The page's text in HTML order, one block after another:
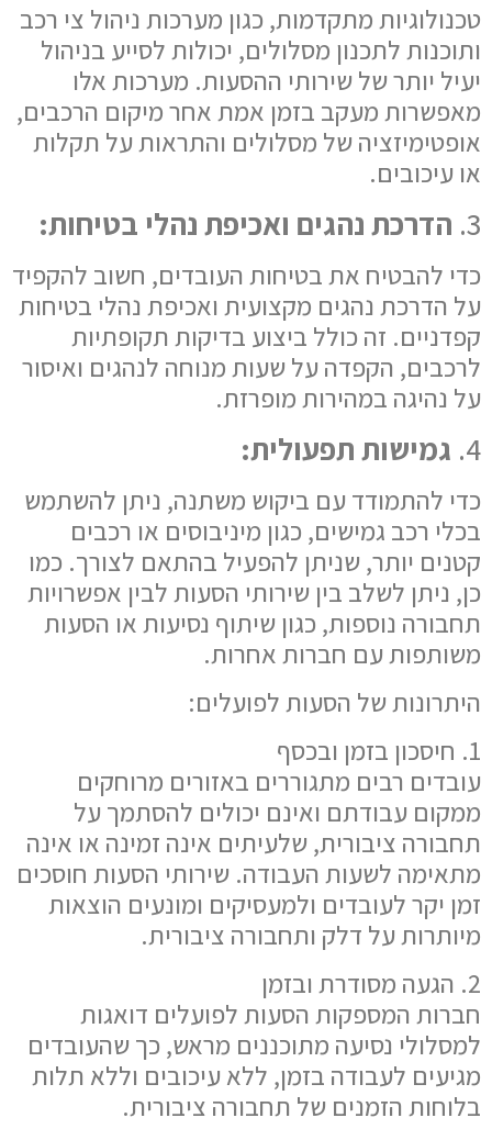
טכנולוגיות מתקדמות, כגון מערכות ניהול צי רכב
ותוכנות לתכנון מסלולים, יכולות לסייע בניהול
יעיל יותר של שירותי ההסעות. מערכות אלו
מאפשרות מעקב בזמן אמת אחר מיקום הרכבים,
אופטימיזציה של מסלולים והתראות על תקלות
או עיכובים.
3. הדרכת נהגים ואכיפת נהלי בטיחות:
כדי להבטיח את בטיחות העובדים, חשוב להקפיד
על הדרכת נהגים מקצועית ואכיפת נהלי בטיחות
קפדניים. זה כולל ביצוע בדיקות תקופתיות
לרכבים, הקפדה על שעות מנוחה לנהגים ואיסור
על נהיגה במהירות מופרזת.
4. גמישות תפעולית:
כדי להתמודד עם ביקוש משתנה, ניתן להשתמש
בכלי רכב גמישים, כגון מיניבוסים או רכבים
קטנים יותר, שניתן להפעיל בהתאם לצורך. כמו
כן, ניתן לשלב בין שירותי הסעות לבין אפשרויות
תחבורה נוספות, כגון שיתוף נסיעות או הסעות
משותפות עם חברות אחרות.
היתרונות של הסעות לפועלים:
1. חיסכון בזמן ובכסף
עובדים רבים מתגוררים באזורים מרוחקים
ממקום עבודתם ואינם יכולים להסתמך על
תחבורה ציבורית, שלעיתים אינה זמינה או אינה
מתאימה לשעות העבודה. שירותי הסעות חוסכים
זמן יקר לעובדים ולמעסיקים ומונעים הוצאות
מיותרות על דלק ותחבורה ציבורית.
2. הגעה מסודרת ובזמן
חברות המספקות הסעות לפועלים דואגות
למסלולי נסיעה מתוכננים מראש, כך שהעובדים
מגיעים לעבודה בזמן, ללא עיכובים וללא תלות
בלוחות הזמנים של תחבורה ציבורית.